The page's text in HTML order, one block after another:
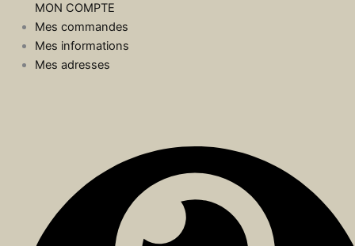
MON COMPTE
Mes commandes
Mes informations
Mes adresses